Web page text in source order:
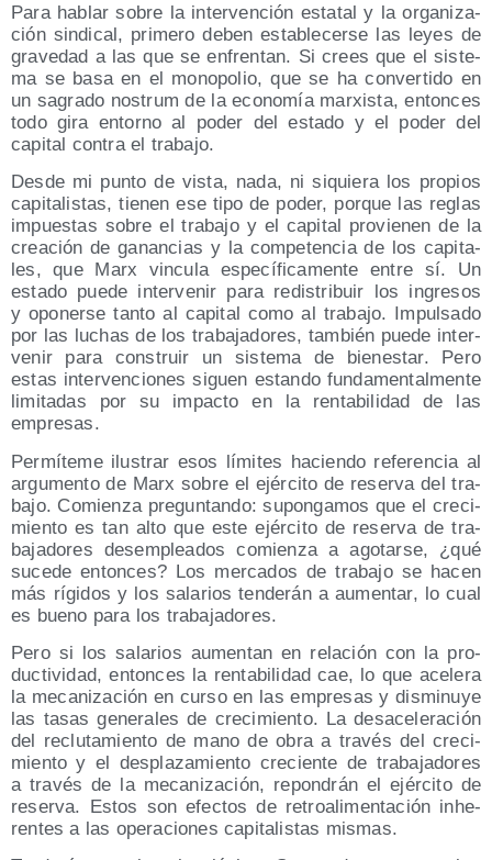
Para hablar sobre la inter­ven­ción esta­tal y la orga­ni­za­
ción sin­di­cal, pri­me­ro deben esta­ble­cer­se las leyes de
gra­ve­dad a las que se enfren­tan. Si crees que el sis­te­
ma se basa en el mono­po­lio, que se ha con­ver­ti­do en
un sagra­do nos­trum de la eco­no­mía mar­xis­ta, enton­ces
todo gira entorno al poder del esta­do y el poder del
capi­tal con­tra el trabajo.
Des­de mi pun­to de vis­ta, nada, ni siquie­ra los pro­pios
capi­ta­lis­tas, tie­nen ese tipo de poder, por­que las reglas
impues­tas sobre el tra­ba­jo y el capi­tal pro­vie­nen de la
crea­ción de ganan­cias y la com­pe­ten­cia de los capi­ta­
les, que Marx vin­cu­la espe­cí­fi­ca­men­te entre sí. Un
esta­do pue­de inter­ve­nir para redis­tri­buir los ingre­sos
y opo­ner­se tan­to al capi­tal como al tra­ba­jo. Impul­sa­do
por las luchas de los tra­ba­ja­do­res, tam­bién pue­de inter­
ve­nir para cons­truir un sis­te­ma de bien­es­tar. Pero
estas inter­ven­cio­nes siguen estan­do fun­da­men­tal­men­te
limi­ta­das por su impac­to en la ren­ta­bi­li­dad de las
empresas.
Per­mí­te­me ilus­trar esos lími­tes hacien­do refe­ren­cia al
argu­men­to de Marx sobre el ejér­ci­to de reser­va del tra­
ba­jo. Comien­za pre­gun­tan­do: supon­ga­mos que el cre­ci­
mien­to es tan alto que este ejér­ci­to de reser­va de tra­
ba­ja­do­res des­em­plea­dos comien­za a ago­tar­se, ¿qué
suce­de enton­ces? Los mer­ca­dos de tra­ba­jo se hacen
más rígi­dos y los sala­rios ten­de­rán a aumen­tar, lo cual
es bueno para los trabajadores.
Pero si los sala­rios aumen­tan en rela­ción con la pro­
duc­ti­vi­dad, enton­ces la ren­ta­bi­li­dad cae, lo que ace­le­ra
la meca­ni­za­ción en cur­so en las empre­sas y dis­mi­nu­ye
las tasas gene­ra­les de cre­ci­mien­to. La des­ace­le­ra­ción
del reclu­ta­mien­to de mano de obra a tra­vés del cre­ci­
mien­to y el des­pla­za­mien­to cre­cien­te de tra­ba­ja­do­res
a tra­vés de la meca­ni­za­ción, repon­drán el ejér­ci­to de
reser­va. Estos son efec­tos de retro­ali­men­ta­ción inhe­
ren­tes a las ope­ra­cio­nes capi­ta­lis­tas mismas.